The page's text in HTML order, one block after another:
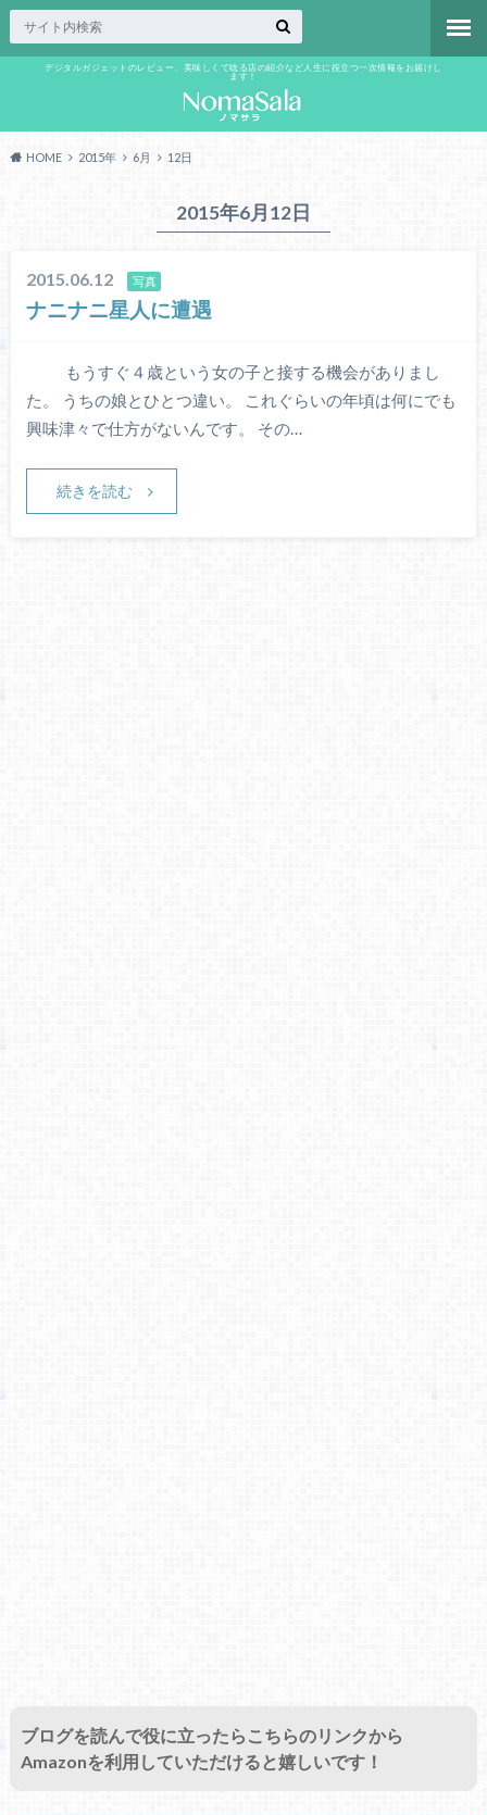
デジタルガジェットのレビュー、美味しくて唸る店の紹介など人生に役立つ一次情報をお届けし
ます！
HOME 2015年 6月 12日
2015年6月12日
2015.06.12 写真
ナニナニ星人に遭遇
もうすぐ４歳という女の子と接する機会がありまし
た。 うちの娘とひとつ違い。 これぐらいの年頃は何にでも
興味津々で仕方がないんです。 その…
続きを読む
ブログを読んで役に立ったらこちらのリンクから
Amazonを利用していただけると嬉しいです！